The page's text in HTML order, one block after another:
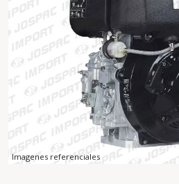
Imagenes referenciales